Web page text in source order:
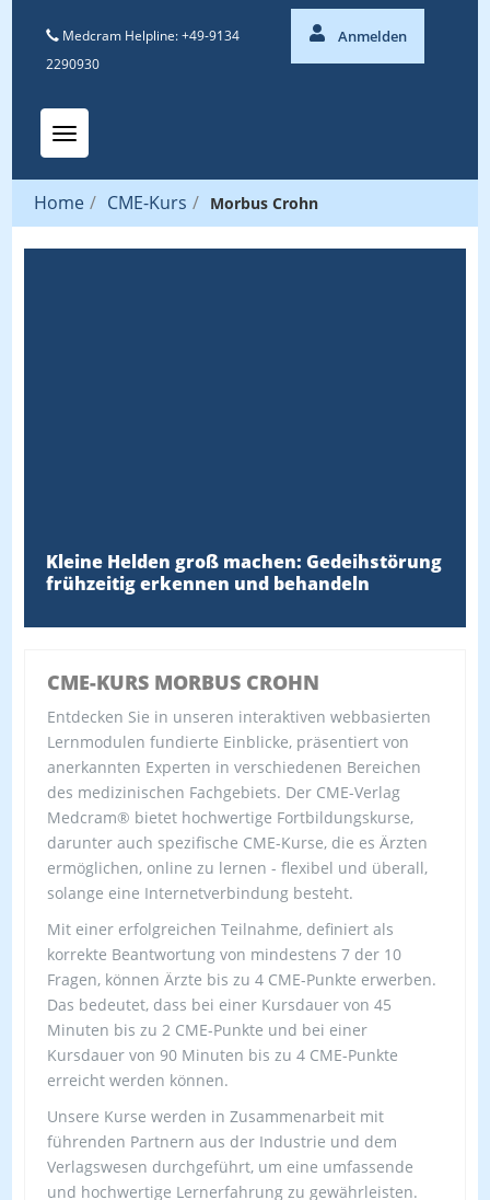
Medcram Helpline: +49-9134
2290930
Anmelden
Toggle navigation
Home / CME-Kurs / Morbus Crohn
Kleine Helden groß machen: Gedeihstörung
frühzeitig erkennen und behandeln
CME-KURS MORBUS CROHN
Entdecken Sie in unseren interaktiven webbasierten
Lernmodulen fundierte Einblicke, präsentiert von
anerkannten Experten in verschiedenen Bereichen
des medizinischen Fachgebiets. Der CME-Verlag
Medcram® bietet hochwertige Fortbildungskurse,
darunter auch spezifische CME-Kurse, die es Ärzten
ermöglichen, online zu lernen - flexibel und überall,
solange eine Internetverbindung besteht.
Mit einer erfolgreichen Teilnahme, definiert als
korrekte Beantwortung von mindestens 7 der 10
Fragen, können Ärzte bis zu 4 CME-Punkte erwerben.
Das bedeutet, dass bei einer Kursdauer von 45
Minuten bis zu 2 CME-Punkte und bei einer
Kursdauer von 90 Minuten bis zu 4 CME-Punkte
erreicht werden können.
Unsere Kurse werden in Zusammenarbeit mit
führenden Partnern aus der Industrie und dem
Verlagswesen durchgeführt, um eine umfassende
und hochwertige Lernerfahrung zu gewährleisten.